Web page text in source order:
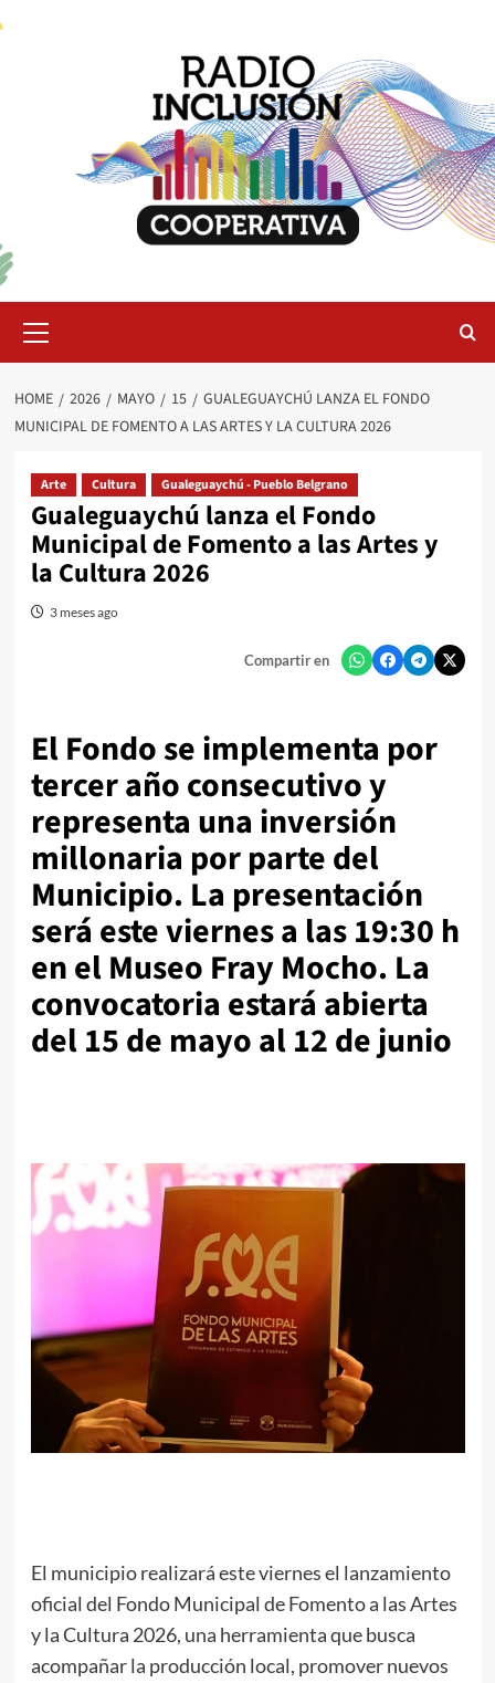
Menu
HOME 2026 MAYO 15
GUALEGUAYCHÚ LANZA EL FONDO
MUNICIPAL DE FOMENTO A LAS ARTES Y LA CULTURA 2026
Arte Cultura Gualeguaychú - Pueblo Belgrano
Gualeguaychú lanza el Fondo
Municipal de Fomento a las Artes y
la Cultura 2026
3 meses ago
Compartir en
El Fondo se implementa por
tercer año consecutivo y
representa una inversión
millonaria por parte del
Municipio. La presentación
será este viernes a las 19:30 h
en el Museo Fray Mocho. La
convocatoria estará abierta
del 15 de mayo al 12 de junio
El municipio realizará este viernes el lanzamiento
oficial del Fondo Municipal de Fomento a las Artes
y la Cultura 2026, una herramienta que busca
acompañar la producción local, promover nuevos